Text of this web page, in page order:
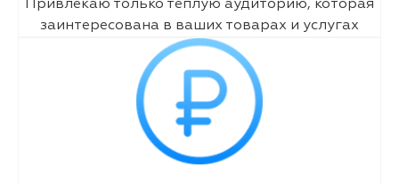
Привлекаю только теплую аудиторию, которая
заинтересована в ваших товарах и услугах